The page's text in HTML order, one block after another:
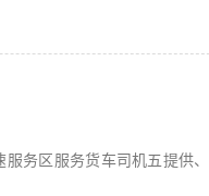
务区服务货车司机五提供